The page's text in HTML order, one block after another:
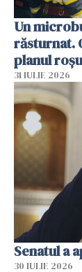
Un
răsturnat.
planul
31 IULIE 2026
Senatul a
30 IULIE 2026